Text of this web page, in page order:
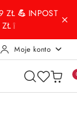
ZŁ💪 INPOST
❕
Moje konto